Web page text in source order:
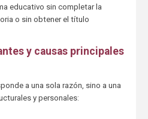
educativo sin completar la
o sin obtener el título
y causas principales
a una sola razón, sino a una
y personales: